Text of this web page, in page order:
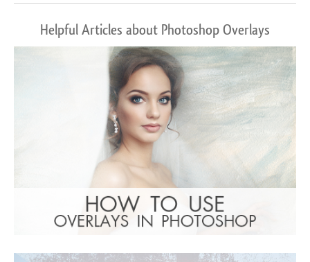
Helpful Articles about Photoshop Overlays